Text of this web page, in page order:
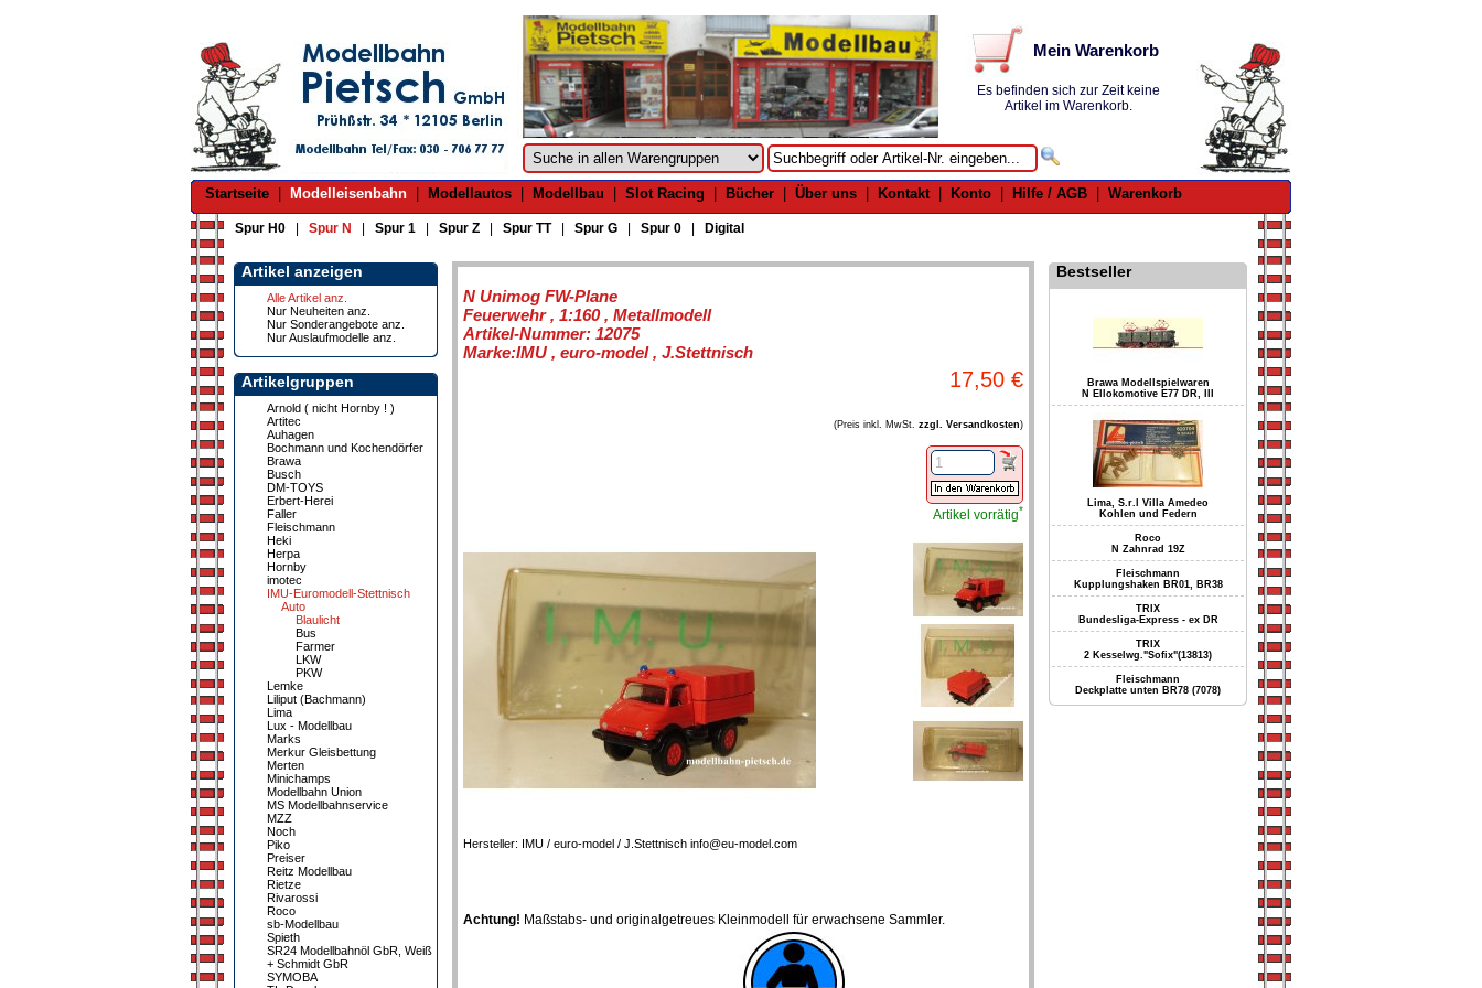
Mein Warenkorb
Es befinden sich zur Zeit keine
Artikel im Warenkorb.
Startseite Modelleisenbahn Modellautos Modellbau Slot Racing Bücher Über uns Kontakt| Konto Hilfe / AGB Warenkorb
Spur H0 Spur N Spur 1 Spur Z Spur TT| Spur G Spur 0 Digital
Artikel anzeigen
Alle Artikel anz.
Nur Neuheiten anz.
Nur Sonderangebote anz.
Nur Auslaufmodelle anz.
Artikelgruppen
Arnold ( nicht Hornby ! )
Artitec
Auhagen
Bochmann und Kochendörfer
Brawa
Busch
DM-TOYS
Erbert-Herei
Faller
Fleischmann
Heki
Herpa
Hornby
imotec
IMU-Euromodell-Stettnisch
Auto
Blaulicht
Bus
Farmer
LKW
PKW
Lemke
Liliput (Bachmann)
Lima
Lux - Modellbau
Marks
Merkur Gleisbettung
Merten
Minichamps
Modellbahn Union
MS Modellbahnservice
MZZ
Noch
Piko
Preiser
Reitz Modellbau
Rietze
Rivarossi
Roco
sb-Modellbau
Spieth
SR24 Modellbahnöl GbR, Weiß
+ Schmidt GbR
SYMOBA
N Unimog FW-Plane
Feuerwehr , 1:160 , Metallmodell
Artikel-Nummer: 12075
Marke:IMU , euro-model , J.Stettnisch
17,50 €
(Preis inkl. MwSt. zzgl. Versandkosten)
Artikel vorrätig*
Hersteller: IMU / euro-model / J.Stettnisch info@eu-model.com
Achtung! Maßstabs- und originalgetreues Kleinmodell für erwachsene Sammler.
Bestseller
Brawa Modellspielwaren
N Ellokomotive E77 DR, III
Lima, S.r.l Villa Amedeo
Kohlen und Federn
Roco
N Zahnrad 19Z
Fleischmann
Kupplungshaken BR01, BR38
TRIX
Bundesliga-Express - ex DR
TRIX
2 Kesselwg."Sofix"(13813)
Fleischmann
Deckplatte unten BR78 (7078)